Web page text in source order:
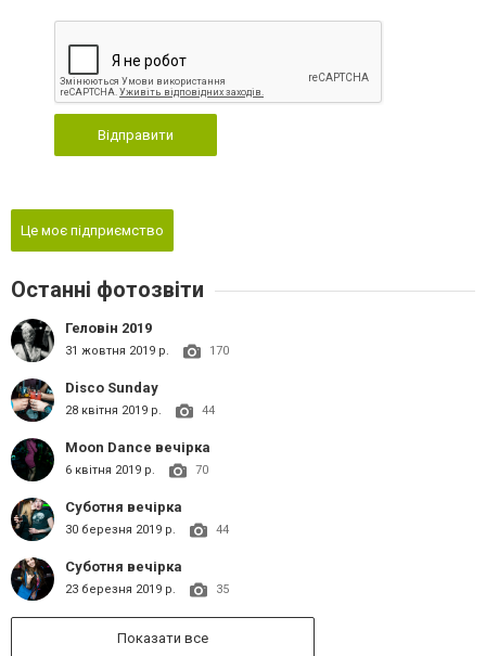
Відправити
Це моє підприємство
Останні фотозвіти
Геловін 2019
31 жовтня 2019 р. 170
Disco Sunday
28 квітня 2019 р. 44
Moon Dance вечірка
6 квітня 2019 р. 70
Суботня вечірка
30 березня 2019 р. 44
Суботня вечірка
23 березня 2019 р. 35
Показати все